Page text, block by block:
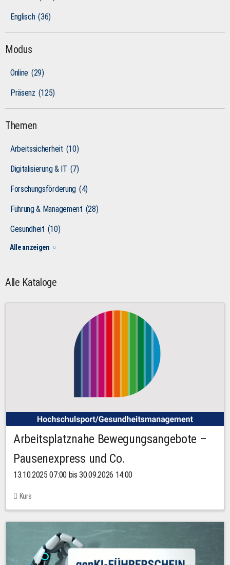
Englisch (36)
Modus
Online (29)
Präsenz (125)
Themen
Arbeitssicherheit (10)
Digitalisierung & IT (7)
Forschungsförderung (4)
Führung & Management (28)
Gesundheit (10)
Alle anzeigen
Alle Kataloge
Arbeitsplatznahe Bewegungsangebote –
Pausenexpress und Co.
13.10.2025 07:00 bis 30.09.2026 14:00
Kurs